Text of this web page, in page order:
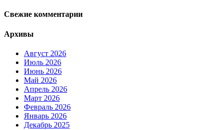
Свежие комментарии
Архивы
Август 2026
Июль 2026
Июнь 2026
Май 2026
Апрель 2026
Март 2026
Февраль 2026
Январь 2026
Декабрь 2025